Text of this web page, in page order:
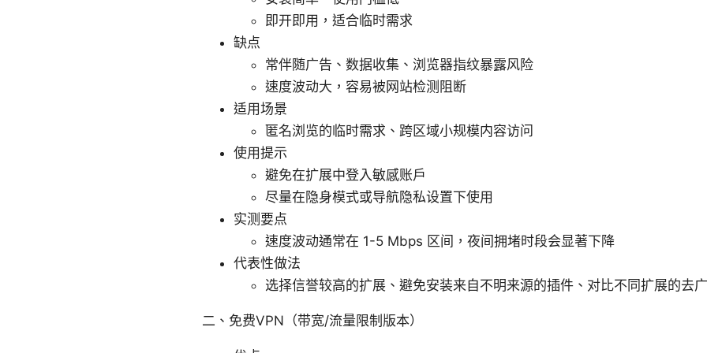
即开即用，适合临时需求
缺点
常伴随广告、数据收集、浏览器指纹暴露风险
速度波动大，容易被网站检测阻断
适用场景
匿名浏览的临时需求、跨区域小规模内容访问
使用提示
避免在扩展中登入敏感账户
尽量在隐身模式或导航隐私设置下使用
实测要点
速度波动通常在 1-5 Mbps 区间，夜间拥堵时段会显著下降
代表性做法
选择信誉较高的扩展、避免安装来自不明来源的插件、对比不同扩展的去
二、免费VPN（带宽/流量限制版本）